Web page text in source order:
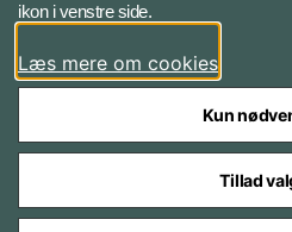
Instagram
Styrelser og myndigheder
ikon i venstre side.
Læs mere om cookies
Kun
Tillad